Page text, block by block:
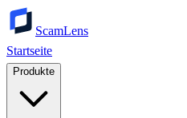
ScamLens
Startseite
Produkte